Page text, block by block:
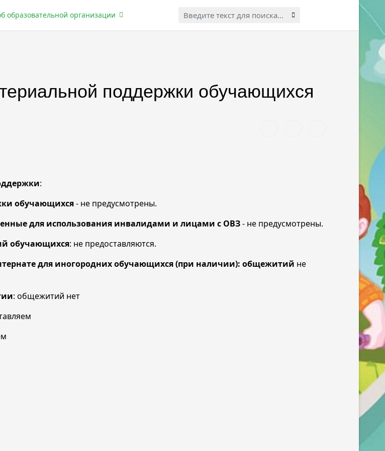
образовательной организации Искать...
поддержки обучающихся
:
обучающихся- не предусмотрены.
для использования инвалидами и лицами с ОВЗ- не предусмотрены.
обучающихся: не предоставляются.
для иногородних обучающихся (при наличии): общежитий не
: общежитий нет